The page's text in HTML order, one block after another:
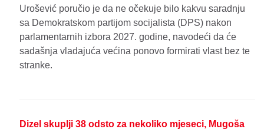
Urošević poručio je da ne očekuje bilo kakvu saradnju
sa Demokratskom partijom socijalista (DPS) nakon
parlamentarnih izbora 2027. godine, navodeći da će
sadašnja vladajuća većina ponovo formirati vlast bez te
stranke.
Dizel skuplji 38 odsto za nekoliko mjeseci, Mugoša